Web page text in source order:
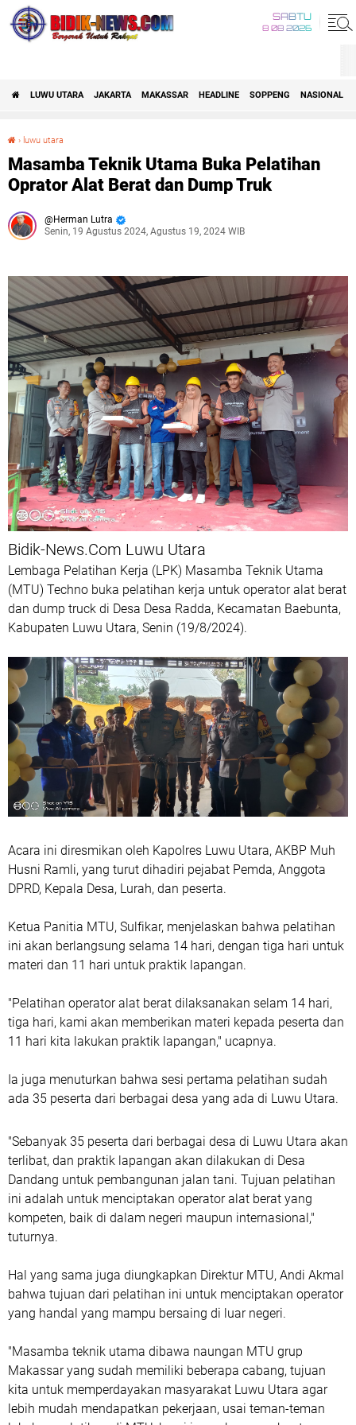
SABTU
8 08 2026
LUWU UTARA JAKARTA MAKASSAR HEADLINE SOPPENG NASIONAL
› luwu utara
Masamba Teknik Utama Buka Pelatihan
Oprator Alat Berat dan Dump Truk
Herman Lutra
Senin, 19 Agustus 2024, Agustus 19, 2024 WIB
Bidik-News.Com Luwu Utara
Lembaga Pelatihan Kerja (LPK) Masamba Teknik Utama
(MTU) Techno buka pelatihan kerja untuk operator alat berat
dan dump truck di Desa Desa Radda, Kecamatan Baebunta,
Kabupaten Luwu Utara, Senin (19/8/2024).
Acara ini diresmikan oleh Kapolres Luwu Utara, AKBP Muh
Husni Ramli, yang turut dihadiri pejabat Pemda, Anggota
DPRD, Kepala Desa, Lurah, dan peserta.
Ketua Panitia MTU, Sulfikar, menjelaskan bahwa pelatihan
ini akan berlangsung selama 14 hari, dengan tiga hari untuk
materi dan 11 hari untuk praktik lapangan.
"Pelatihan operator alat berat dilaksanakan selam 14 hari,
tiga hari, kami akan memberikan materi kepada peserta dan
11 hari kita lakukan praktik lapangan," ucapnya.
Ia juga menuturkan bahwa sesi pertama pelatihan sudah
ada 35 peserta dari berbagai desa yang ada di Luwu Utara.
"Sebanyak 35 peserta dari berbagai desa di Luwu Utara akan
terlibat, dan praktik lapangan akan dilakukan di Desa
Dandang untuk pembangunan jalan tani. Tujuan pelatihan
ini adalah untuk menciptakan operator alat berat yang
kompeten, baik di dalam negeri maupun internasional,"
tuturnya.
Hal yang sama juga diungkapkan Direktur MTU, Andi Akmal
bahwa tujuan dari pelatihan ini untuk menciptakan operator
yang handal yang mampu bersaing di luar negeri.
"Masamba teknik utama dibawa naungan MTU grup
Makassar yang sudah memiliki beberapa cabang, tujuan
kita untuk memperdayakan masyarakat Luwu Utara agar
lebih mudah mendapatkan pekerjaan, usai teman-teman